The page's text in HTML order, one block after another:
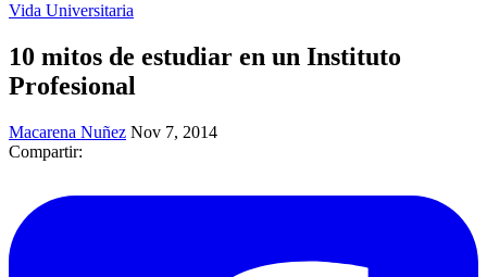
Vida Universitaria
10 mitos de estudiar en un Instituto
Profesional
Macarena Nuñez Nov 7, 2014
Compartir: